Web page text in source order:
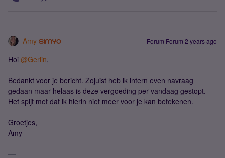
Amy Forum|Forum|2 years ago
Hoi @Gerlin,
Bedankt voor je bericht. Zojuist heb ik intern even navraag
gedaan maar helaas is deze vergoeding per vandaag gestopt.
Het spijt met dat ik hierin niet meer voor je kan betekenen.
Groetjes,
Amy